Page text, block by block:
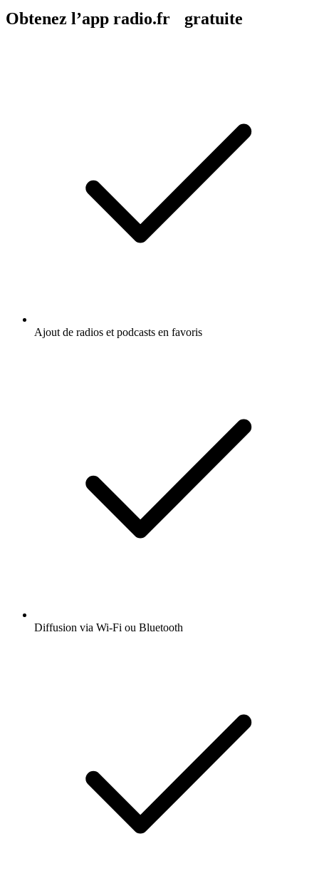
Obtenez l’app radio.fr gratuite
Ajout de radios et podcasts en favoris
Diffusion via Wi-Fi ou Bluetooth